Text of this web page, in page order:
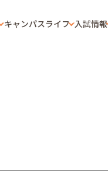
キャンパスライフ 入試情報